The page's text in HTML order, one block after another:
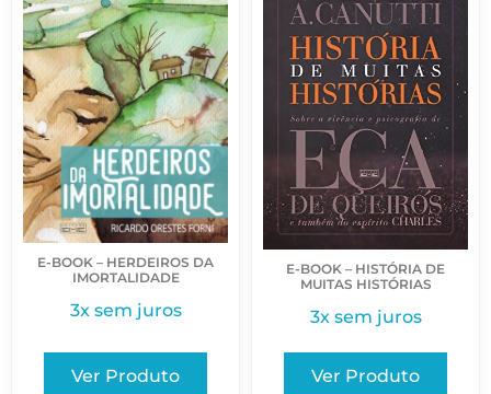
E-BOOK – HERDEIROS DA
IMORTALIDADE
3x sem juros
Ver Produto
E-BOOK – HISTÓRIA DE
MUITAS HISTÓRIAS
3x sem juros
Ver Produto